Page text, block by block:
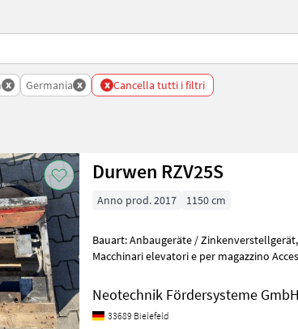
x Germania x x Cancella tutti i filtri
Durwen RZV25S
Anno prod. 2017 1150 cm
Bauart: Anbaugeräte / Zinkenverstellgerät, Tragkraft: 2500kg,
Macchinari elevatori e per magazzino
Neotechnik Fördersysteme
33689 Bielefeld